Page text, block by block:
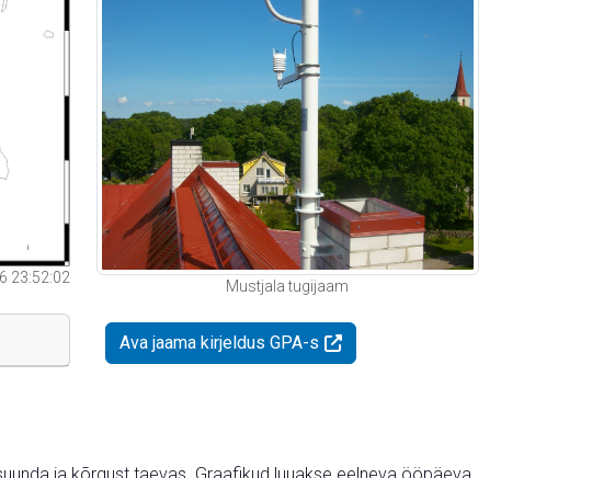
23:52:02
Mustjala tugijaam
Ava jaama kirjeldus GPA-s
ja kõrgust taevas. Graafikud luuakse eelneva ööpäeva